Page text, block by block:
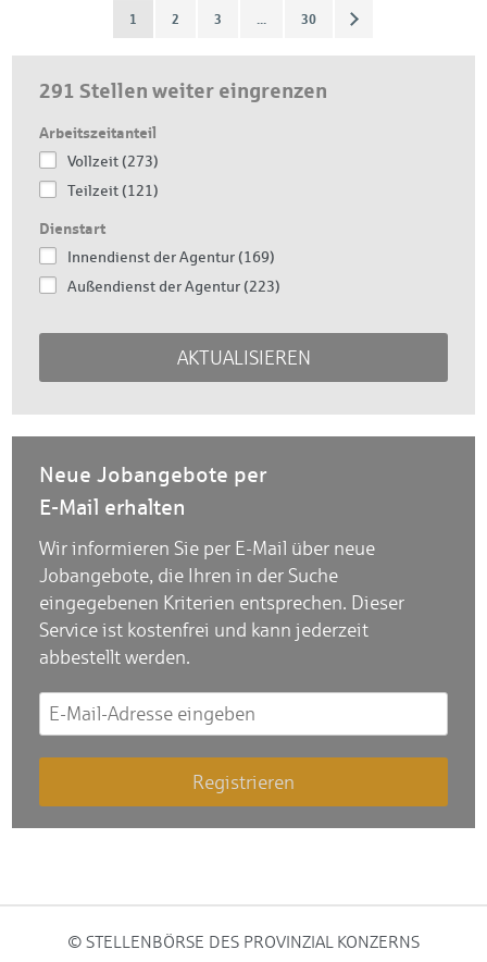
1 2 3 30
291 Stellen weiter eingrenzen
Arbeitszeitanteil
Vollzeit (273)
Teilzeit (121)
Dienstart
Innendienst der Agentur (169)
Außendienst der Agentur (223)
AKTUALISIEREN
Neue Jobangebote per
E-Mail erhalten
Wir informieren Sie per E-Mail über neue
Jobangebote, die Ihren in der Suche
eingegebenen Kriterien entsprechen. Dieser
Service ist kostenfrei und kann jederzeit
abbestellt werden.
© STELLENBÖRSE DES PROVINZIAL KONZERNS